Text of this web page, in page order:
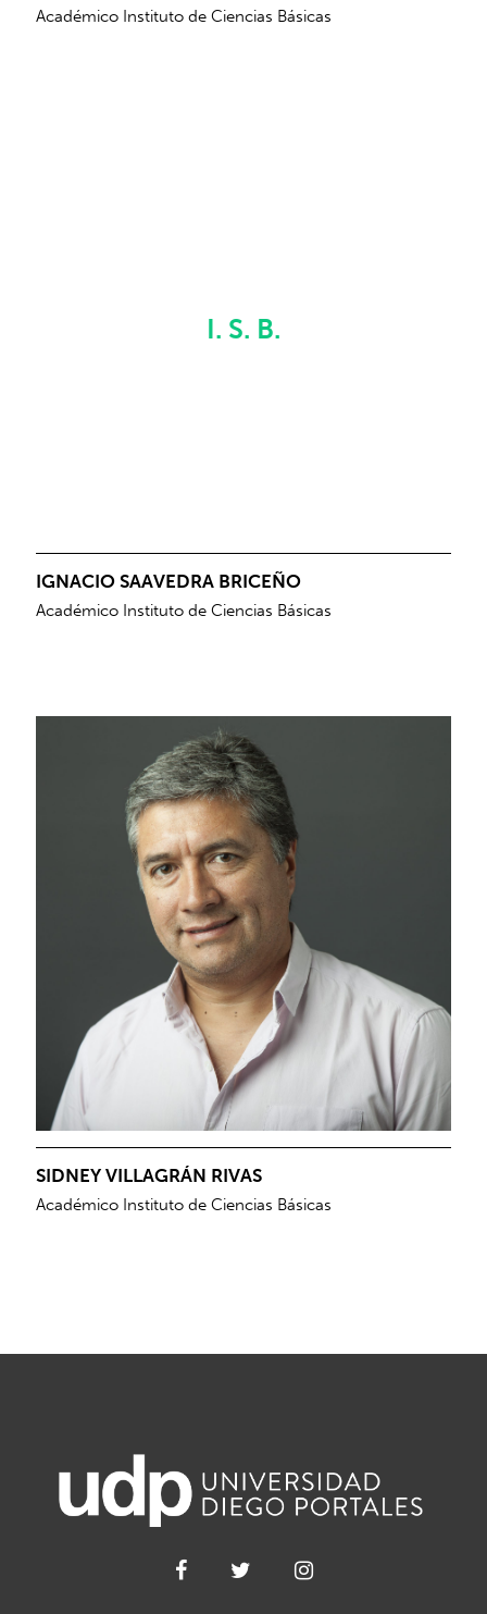
Académico Instituto de Ciencias Básicas
I. S. B.
IGNACIO SAAVEDRA BRICEÑO
Académico Instituto de Ciencias Básicas
SIDNEY VILLAGRÁN RIVAS
Académico Instituto de Ciencias Básicas